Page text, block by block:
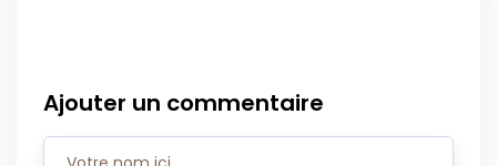
Ajouter un commentaire